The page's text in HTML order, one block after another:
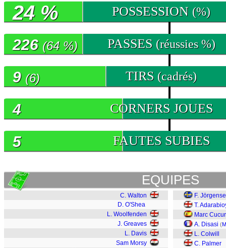
POSSESSION (%)
24 %
PASSES (réussies %)
226 (64 %)
TIRS (cadrés)
9 (6)
CORNERS JOUES
4
FAUTES SUBIES
5
EQUIPES
C. Walton
D. O'Shea
L. Woolfenden
J. Greaves
L. Davis
Sam Morsy
F.
T.
Marc
A. Disasi (
L. Colwill
C. Palmer